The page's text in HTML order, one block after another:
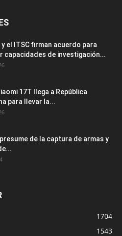
el ITSC firman acuerdo para
capacidades de investigación...
17T llega a República
para llevar la...
presume de la captura de armas y
1704
1543